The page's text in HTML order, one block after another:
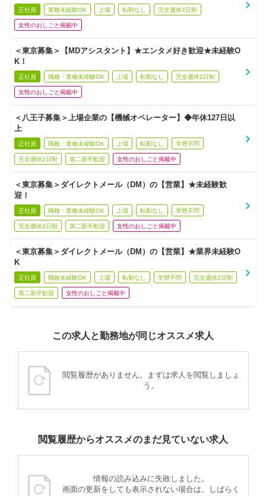
正社員 業種未経験OK 上場 転勤なし 完全週休2日制
女性のおしごと掲載中
＜東京募集＞【MDアシスタント】★エンタメ好き歓迎★未経験O
K！
正社員 職種・業種未経験OK 上場 転勤なし 完全週休2日制
女性のおしごと掲載中
＜八王子募集＞上場企業の【機械オペレーター】◆年休127日以
上
正社員 職種・業種未経験OK 上場 転勤なし 学歴不問
完全週休2日制 第二新卒歓迎 女性のおしごと掲載中
＜東京募集＞ダイレクトメール（DM）の【営業】★未経験歓
迎！
正社員 職種・業種未経験OK 上場 転勤なし 学歴不問
完全週休2日制 第二新卒歓迎 女性のおしごと掲載中
＜東京募集＞ダイレクトメール（DM）の【営業】★業界未経験O
K
正社員 職種未経験OK 上場 転勤なし 学歴不問 完全週休2日制
第二新卒歓迎 女性のおしごと掲載中
この求人と勤務地が同じオススメ求人
閲覧履歴がありません。まずは求人を閲覧しましょ
う。
閲覧履歴からオススメのまだ見ていない求人
情報の読み込みに失敗しました。
画面の更新をしても表示されない場合は、しばらく